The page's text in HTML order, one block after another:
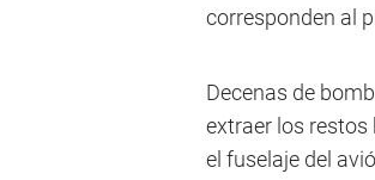
corresponden al
Decenas de
extraer los restos
el fuselaje del